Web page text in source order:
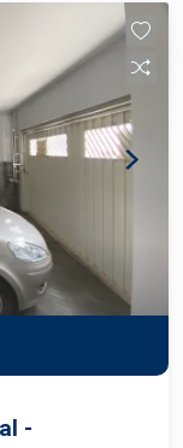
viver em
seu novo
contato
-